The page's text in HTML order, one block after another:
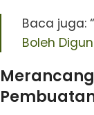
Baca juga: “
Boleh